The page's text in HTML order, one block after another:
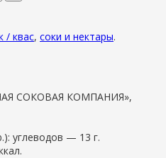
/ квас, соки и нектары.
СОКОВАЯ КОМПАНИЯ»,
углеводов — 13 г.